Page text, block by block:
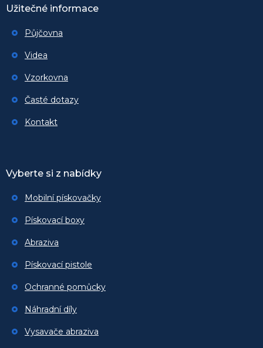
Užitečné informace
Půjčovna
Videa
Vzorkovna
Časté dotazy
Kontakt
Vyberte si z nabídky
Mobilní pískovačky
Pískovací boxy
Abraziva
Pískovací pistole
Ochranné pomůcky
Náhradní díly
Vysavače abraziva